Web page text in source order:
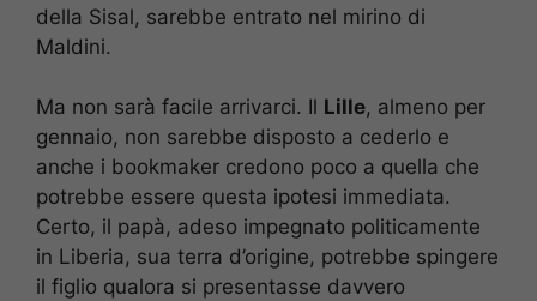
della Sisal, sarebbe entrato nel mirino di
Maldini.
Ma non sarà facile arrivarci. Il Lille, almeno per
gennaio, non sarebbe disposto a cederlo e
anche i bookmaker credono poco a quella che
potrebbe essere questa ipotesi immediata.
Certo, il papà, adeso impegnato politicamente
in Liberia, sua terra d’origine, potrebbe spingere
il figlio qualora si presentasse davvero